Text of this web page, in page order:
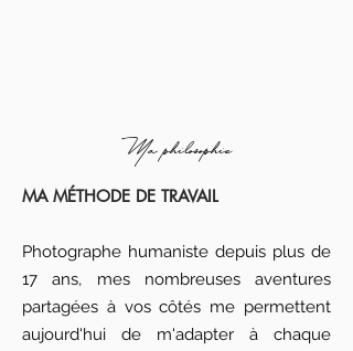
Ma philosophie
MA MÉTHODE DE TRAVAIL
Photographe humaniste depuis plus de
17 ans, mes nombreuses aventures
partagées à vos côtés me permettent
aujourd'hui de m'adapter à chaque